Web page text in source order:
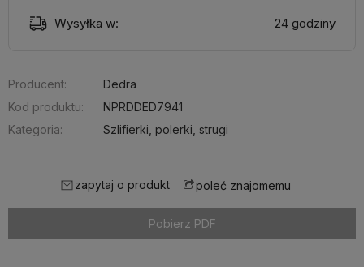
Wysyłka w: 24 godziny
Producent:
Dedra
Kod produktu:
NPRDDED7941
Kategoria:
Szlifierki, polerki, strugi
zapytaj o produkt poleć znajomemu
Pobierz PDF